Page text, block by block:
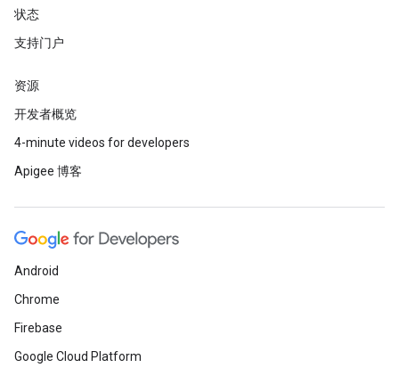
状态
支持门户
资源
开发者概览
4-minute videos for developers
Apigee 博客
Android
Chrome
Firebase
Google Cloud Platform